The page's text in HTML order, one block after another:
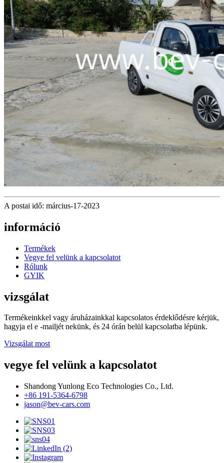
A postai idő: március-17-2023
információ
Termékek
Vegye fel velünk a kapcsolatot
Rólunk
GYIK
vizsgálat
Termékeinkkel vagy áruházainkkal kapcsolatos érdeklődésre kérjük,
hagyja el e -mailjét nekünk, és 24 órán belül kapcsolatba lépünk.
Vizsgálat most
vegye fel velünk a kapcsolatot
Shandong Yunlong Eco Technologies Co., Ltd.
+86 191-5364-6798
jason@bev-cars.com